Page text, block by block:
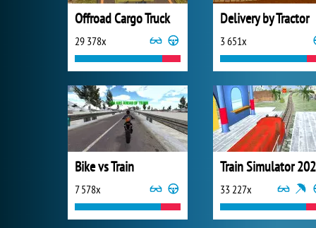
Offroad Cargo Truck
29 378x
Delivery by Tractor
3 651x
Bike vs Train
7 578x
Train Simulator
33 227x